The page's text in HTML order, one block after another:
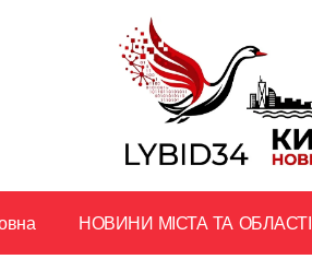
НОВИНИ МІСТА ТА ОБЛАСТІ